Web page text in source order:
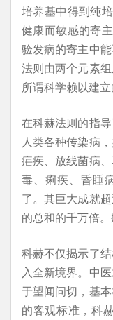
培养基中得到纯
健康而敏感的寄
验发病的寄主中
法则由两个元素
所谓科学赖以建立
在科赫法则的指
人类各种传染病
疟疾、放线菌病
毒、痢疾、昏睡
了。其巨大成就
的总和的千万倍。
科赫不仅揭示了
入全新境界。中
于望闻问切，基
的客观标准，科